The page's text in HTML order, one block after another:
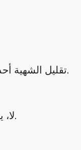
تقليل الشهية أحد العوامل، لكن الدواء أيضًا يحسن التمثيل الغذائي للدهون ويقلل تخزينها.
لا، يجب استشارة الطبيب قبل التوقف لتجنب أي تأثيرات سلبية على الجسم.